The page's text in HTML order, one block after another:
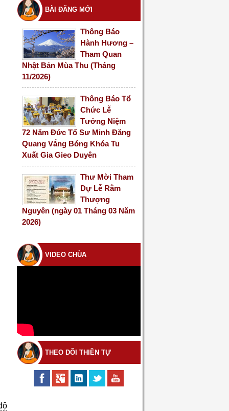
BÀI ĐĂNG MỚI
Thông Báo
Hành Hương –
Tham Quan
Nhật Bản Mùa Thu (Tháng
11/2026)
Thông Báo Tổ
Chức Lễ
Tưởng Niệm
72 Năm Đức Tổ Sư Minh Đăng
Quang Vắng Bóng Khóa Tu
Xuất Gia Gieo Duyên
Thư Mời Tham
Dự Lễ Rằm
Thượng
Nguyên (ngày 01 Tháng 03 Năm
2026)
VIDEO CHÙA
THEO DÕI THIỀN TỰ